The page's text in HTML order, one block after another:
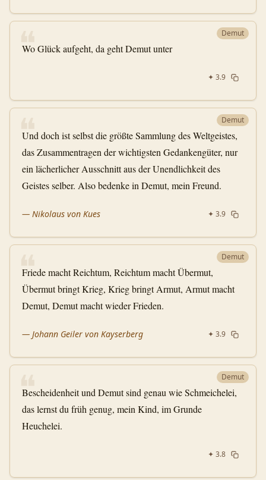
Demut
❝
Wo Glück aufgeht, da geht Demut unter
✦ 3.9
Demut
❝
Und doch ist selbst die größte Sammlung des Weltgeistes,
das Zusammentragen der wichtigsten Gedankengüter, nur
ein lächerlicher Ausschnitt aus der Unendlichkeit des
Geistes selber. Also bedenke in Demut, mein Freund.
— Nikolaus von Kues ✦ 3.9
Demut
❝
Friede macht Reichtum, Reichtum macht Übermut,
Übermut bringt Krieg, Krieg bringt Armut, Armut macht
Demut, Demut macht wieder Frieden.
— Johann Geiler von Kayserberg ✦ 3.9
Demut
❝
Bescheidenheit und Demut sind genau wie Schmeichelei,
das lernst du früh genug, mein Kind, im Grunde
Heuchelei.
✦ 3.8